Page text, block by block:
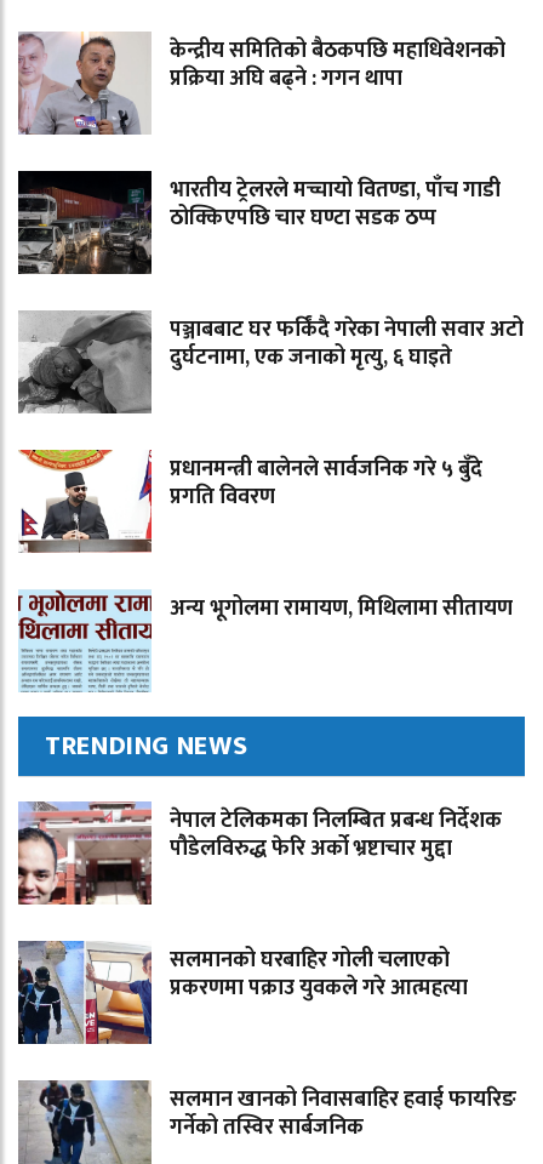
केन्द्रीय समितिको बैठकपछि महाधिवेशनको
प्रक्रिया अघि बढ्ने : गगन थापा
भारतीय ट्रेलरले मच्चायो वितण्डा, पाँच गाडी
ठोक्किएपछि चार घण्टा सडक ठप्प
पञ्जाबबाट घर फर्किंदै गरेका नेपाली सवार अटो
दुर्घटनामा, एक जनाको मृत्यु, ६ घाइते
प्रधानमन्त्री बालेनले सार्वजनिक गरे ५ बुँदे
प्रगति विवरण
अन्य भूगोलमा रामायण, मिथिलामा सीतायण
TRENDING NEWS
नेपाल टेलिकमका निलम्बित प्रबन्ध निर्देशक
पौडेलविरुद्ध फेरि अर्को भ्रष्टाचार मुद्दा
सलमानको घरबाहिर गोली चलाएको
प्रकरणमा पक्राउ युवकले गरे आत्महत्या
सलमान खानको निवासबाहिर हवाई फायरिङ
गर्नेको तस्विर सार्बजनिक